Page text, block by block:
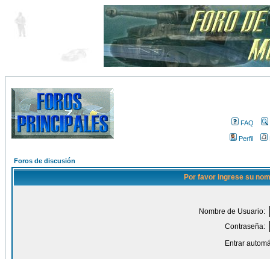
FAQ
Perfil
Foros de discusión
Por favor ingrese su
Nombre de Usuario:
Contraseña:
Entrar